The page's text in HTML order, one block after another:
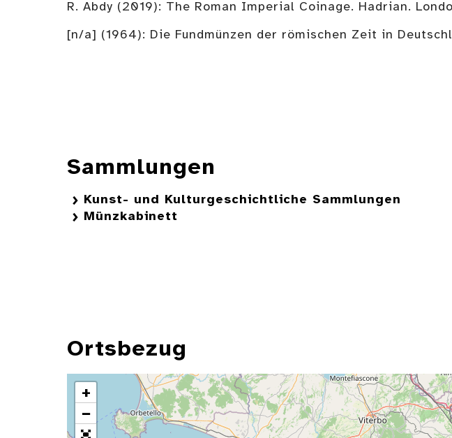
R. Abdy (2019): The Roman Imperial Coinage. Hadrian.
[n/a] (1964): Die Fundmünzen der römischen Zeit in
Sammlungen
Kunst- und Kulturgeschichtliche Sammlungen
Münzkabinett
Ortsbezug
+
−